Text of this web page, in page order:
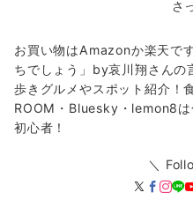
さ
お買い物はAmazonか楽天で
ちでしょう」by哀川翔さんの
歩きグルメやスポット紹介！
ROOM・Bluesky・lemon8
初心者！
＼